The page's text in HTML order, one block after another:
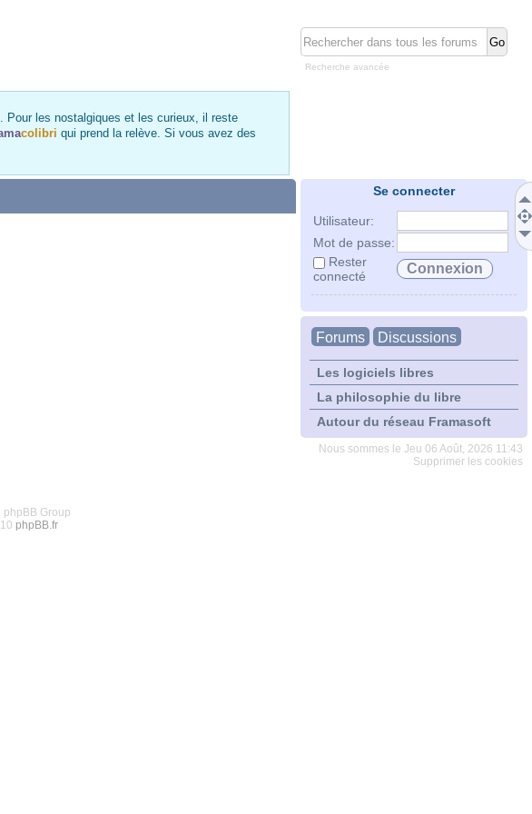
Recherche avancée
Pour les nostalgiques et les curieux, il reste
colibri qui prend la relève. Si vous avez des
Se connecter
Utilisateur:
Mot de passe:
Rester
connecté
Forums Discussions
Les logiciels libres
La philosophie du libre
Autour du réseau Framasoft
Nous sommes le Jeu 06 Août, 2026 11:43
Supprimer les cookies
Group
phpBB.fr